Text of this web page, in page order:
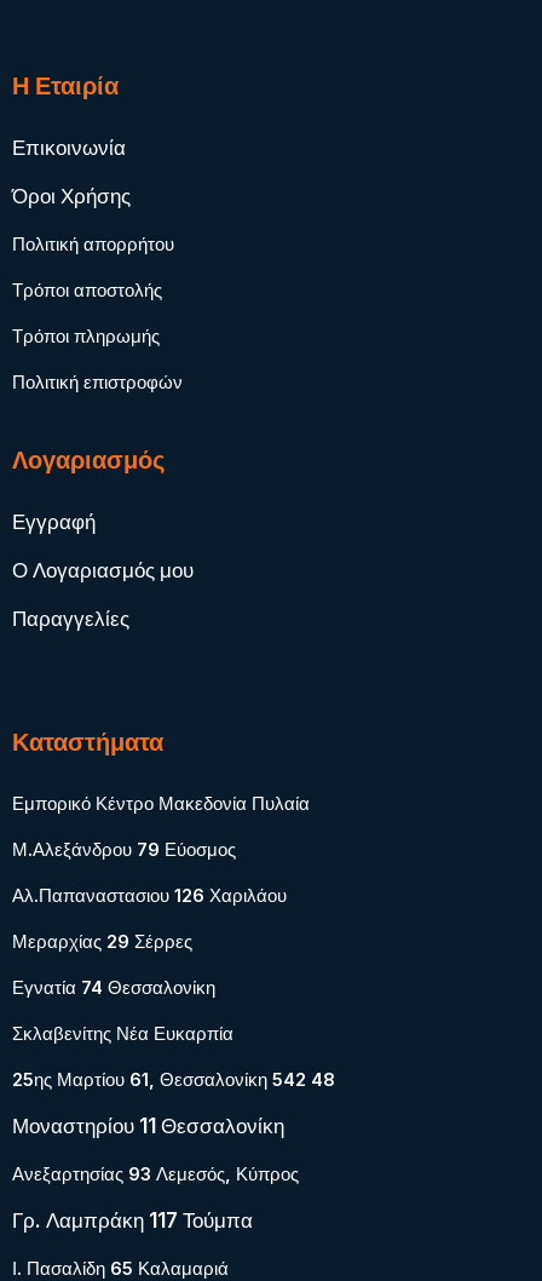
Η Εταιρία
Επικοινωνία
Όροι Χρήσης
Πολιτική απορρήτου
Τρόποι αποστολής
Τρόποι πληρωμής
Πολιτική επιστροφών
Λογαριασμός
Εγγραφή
Ο Λογαριασμός μου
Παραγγελίες
Καταστήματα
Εμπορικό Κέντρο Μακεδονία Πυλαία
Μ.Αλεξάνδρου 79 Εύοσμος
Αλ.Παπαναστασιου 126 Χαριλάου
Μεραρχίας 29 Σέρρες
Εγνατία 74 Θεσσαλονίκη
Σκλαβενίτης Νέα Ευκαρπία
25ης Μαρτίου 61, Θεσσαλονίκη 542 48
Μοναστηρίου 11 Θεσσαλονίκη
Ανεξαρτησίας 93 Λεμεσός, Κύπρος
Γρ. Λαμπράκη 117 Τούμπα
Ι. Πασαλίδη 65 Καλαμαριά